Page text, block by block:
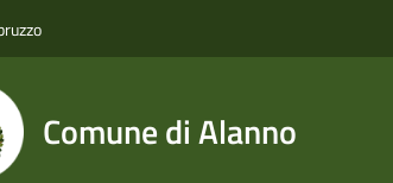
Comune di Alanno